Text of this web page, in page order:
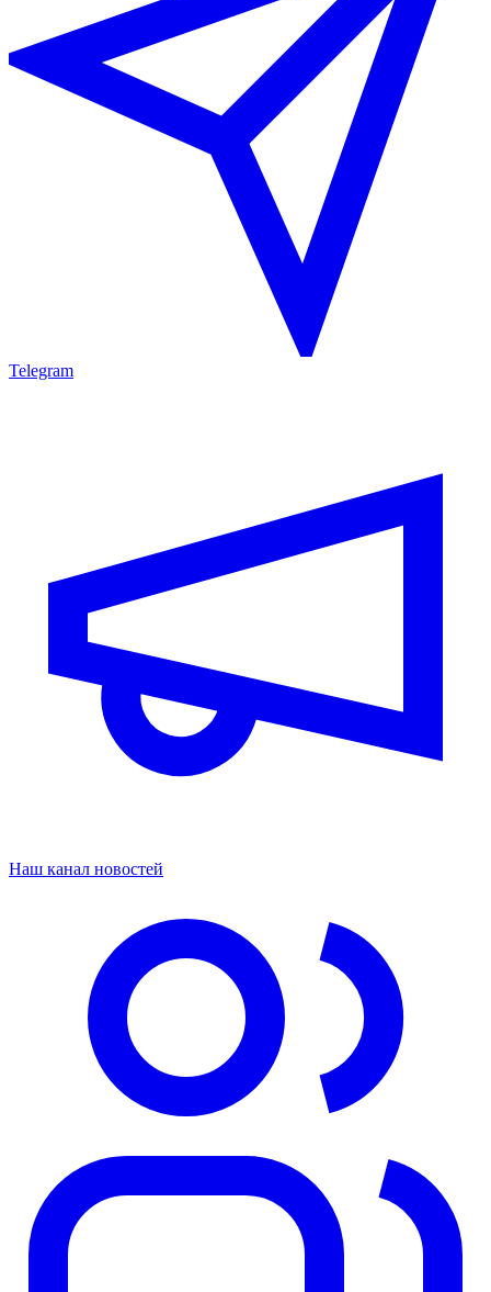
Telegram
Наш канал новостей